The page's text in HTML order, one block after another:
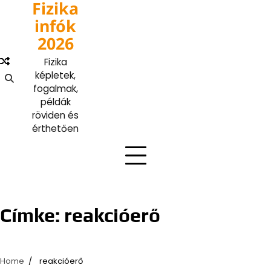
content
Fizika
infók
2026
Fizika
képletek,
fogalmak,
példák
röviden és
érthetően
Címke: reakcióerő
Home reakcióerő